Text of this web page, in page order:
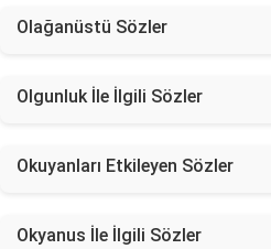
Olağanüstü Sözler
Olgunluk İle İlgili Sözler
Okuyanları Etkileyen Sözler
Okyanus İle İlgili Sözler